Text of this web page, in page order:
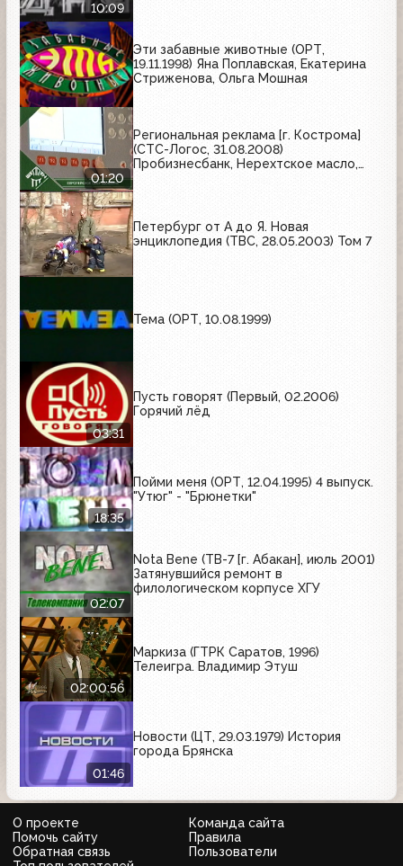
10:09
Эти забавные животные (ОРТ,
19.11.1998) Яна Поплавская, Екатерина
Стриженова, Ольга Мошная
01:20
Региональная реклама [г. Кострома]
(СТС-Логос, 31.08.2008)
Пробизнесбанк, Нерехтское масло,
Петербург от А до Я. Новая
энциклопедия (ТВС, 28.05.2003) Том 7
Тема (ОРТ, 10.08.1999)
03:31
Пусть говорят (Первый, 02.2006)
Горячий лёд
18:35
Пойми меня (ОРТ, 12.04.1995) 4 выпуск.
"Утюг" - "Брюнетки"
02:07
Nota Bene (ТВ-7 [г. Абакан], июль 2001)
Затянувшийся ремонт в
филологическом корпусе ХГУ
02:00:56
Маркиза (ГТРК Саратов, 1996)
Телеигра. Владимир Этуш
01:46
Новости (ЦТ, 29.03.1979) История
города Брянска
О проекте
Команда сайта
Помочь сайту
Правила
Обратная связь
Пользователи